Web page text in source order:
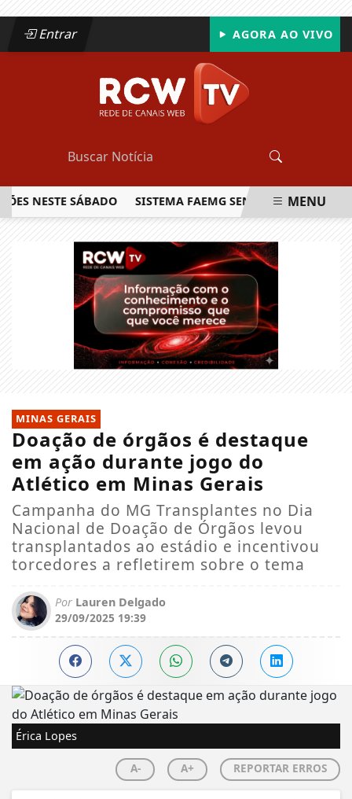
Entrar AGORA AO VIVO
SÁBADO SISTEMA FAEMG SENAR LANÇA OMENU
MINAS GERAIS
Doação de órgãos é destaque
em ação durante jogo do
Atlético em Minas Gerais
Campanha do MG Transplantes no Dia
Nacional de Doação de Órgãos levou
transplantados ao estádio e incentivou
torcedores a refletirem sobre o tema
Por Lauren Delgado
29/09/2025 19:39
Érica Lopes
A- A+ REPORTAR ERROS